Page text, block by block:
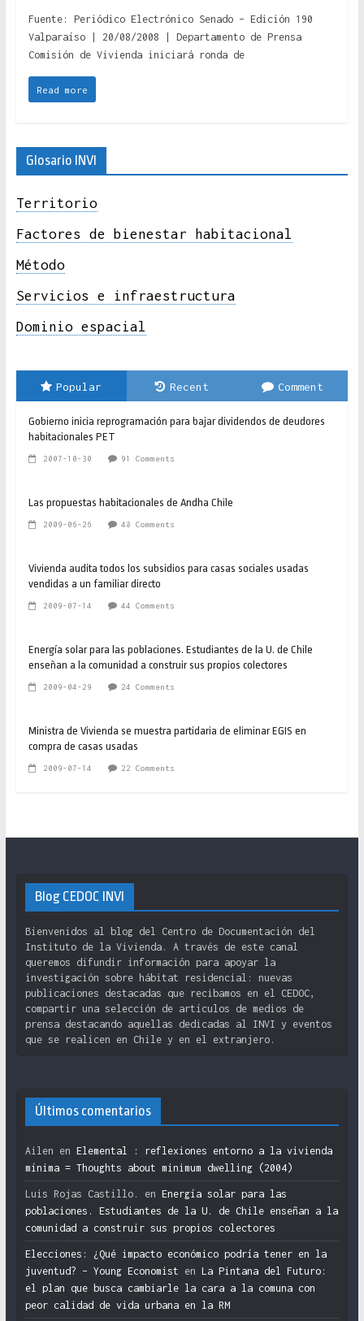
Fuente: Periódico Electrónico Senado – Edición 190
Valparaíso | 20/08/2008 | Departamento de Prensa
Comisión de Vivienda iniciará ronda de
Read more
Glosario INVI
Territorio
Factores de bienestar habitacional
Método
Servicios e infraestructura
Dominio espacial
Popular Recent Comment
Gobierno inicia reprogramación para bajar dividendos de deudores
habitacionales PET
2007-10-30 91 Comments
Las propuestas habitacionales de Andha Chile
2009-06-26 48 Comments
Vivienda audita todos los subsidios para casas sociales usadas
vendidas a un familiar directo
2009-07-14 44 Comments
Energía solar para las poblaciones. Estudiantes de la U. de Chile
enseñan a la comunidad a construir sus propios colectores
2009-04-29 24 Comments
Ministra de Vivienda se muestra partidaria de eliminar EGIS en
compra de casas usadas
2009-07-14 22 Comments
Blog CEDOC INVI
Bienvenidos al blog del Centro de Documentación del
Instituto de la Vivienda. A través de este canal
queremos difundir información para apoyar la
investigación sobre hábitat residencial: nuevas
publicaciones destacadas que recibamos en el CEDOC,
compartir una selección de artículos de medios de
prensa destacando aquellas dedicadas al INVI y eventos
que se realicen en Chile y en el extranjero.
Últimos comentarios
Ailen en Elemental : reflexiones entorno a la vivienda
mínima = Thoughts about minimum dwelling (2004)
Luis Rojas Castillo. en Energía solar para las
poblaciones. Estudiantes de la U. de Chile enseñan a la
comunidad a construir sus propios colectores
Elecciones: ¿Qué impacto económico podría tener en la
juventud? – Young Economist en La Pintana del Futuro:
el plan que busca cambiarle la cara a la comuna con
peor calidad de vida urbana en la RM